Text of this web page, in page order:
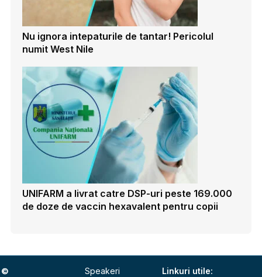
Nu ignora intepaturile de tantar! Pericolul
numit West Nile
UNIFARM a livrat catre DSP-uri peste 169.000
de doze de vaccin hexavalent pentru copii
©
Speakeri Linkuri utile: